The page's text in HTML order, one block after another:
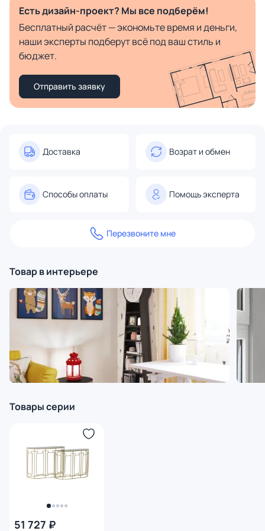
Есть дизайн-проект? Мы все подберём!
Бесплатный расчёт — экономьте время и деньги,
наши эксперты подберут всё под ваш стиль и
бюджет.
Отправить заявку
Доставка Возрат и обмен
Способы оплаты Помощь эксперта
Перезвоните мне
Товар в интерьере
Товары серии
51 727 ₽